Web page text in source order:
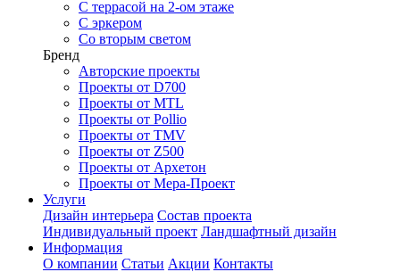
С террасой на 2-ом этаже
С эркером
Со вторым светом
Бренд
Авторские проекты
Проекты от D700
Проекты от MTL
Проекты от Pollio
Проекты от TMV
Проекты от Z500
Проекты от Архетон
Проекты от Мера-Проект
Услуги
Дизайн интерьера Состав проекта
Индивидуальный проект Ландшафтный дизайн
Информация
О компании Статьи Акции Контакты